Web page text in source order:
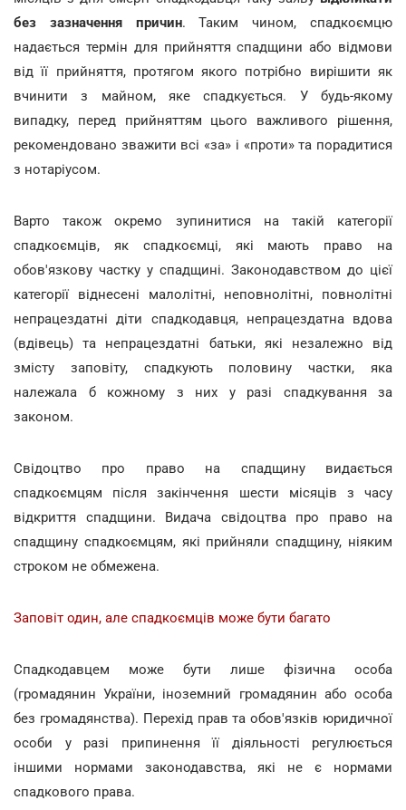
без зазначення причин. Таким чином, спадкоємцю
надається термін для прийняття спадщини або відмови
від її прийняття, протягом якого потрібно вирішити як
вчинити з майном, яке спадкується. У будь-якому
випадку, перед прийняттям цього важливого рішення,
рекомендовано зважити всі «за» і «проти» та порадитися
з нотаріусом.
Варто також окремо зупинитися на такій категорії
спадкоємців, як спадкоємці, які мають право на
обов'язкову частку у спадщині. Законодавством до цієї
категорії віднесені малолітні, неповнолітні, повнолітні
непрацездатні діти спадкодавця, непрацездатна вдова
(вдівець) та непрацездатні батьки, які незалежно від
змісту заповіту, спадкують половину частки, яка
належала б кожному з них у разі спадкування за
законом.
Свідоцтво про право на спадщину видається
спадкоємцям після закінчення шести місяців з часу
відкриття спадщини. Видача свідоцтва про право на
спадщину спадкоємцям, які прийняли спадщину, ніяким
строком не обмежена.
Заповіт один, але спадкоємців може бути багато
Спадкодавцем може бути лише фізична особа
(громадянин України, іноземний громадянин або особа
без громадянства). Перехід прав та обов'язків юридичної
особи у разі припинення її діяльності регулюється
іншими нормами законодавства, які не є нормами
спадкового права.